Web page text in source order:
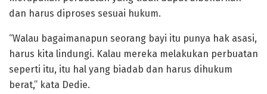
dan harus diproses sesuai hukum.
“Walau bagaimanapun seorang bayi itu punya hak asasi,
harus kita lindungi. Kalau mereka melakukan perbuatan
seperti itu, itu hal yang biadab dan harus dihukum
berat,” kata Dedie.